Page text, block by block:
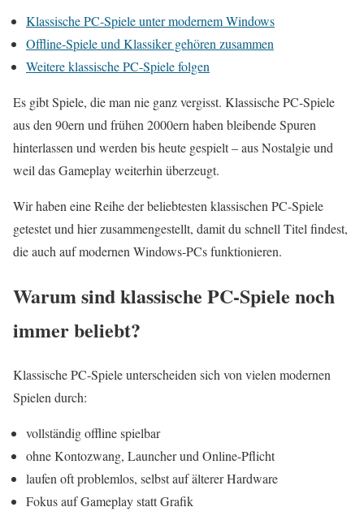
Klassische PC-Spiele unter modernem Windows
Offline-Spiele und Klassiker gehören zusammen
Weitere klassische PC-Spiele folgen
Es gibt Spiele, die man nie ganz vergisst. Klassische PC-Spiele
aus den 90ern und frühen 2000ern haben bleibende Spuren
hinterlassen und werden bis heute gespielt – aus Nostalgie und
weil das Gameplay weiterhin überzeugt.
Wir haben eine Reihe der beliebtesten klassischen PC-Spiele
getestet und hier zusammengestellt, damit du schnell Titel findest,
die auch auf modernen Windows-PCs funktionieren.
Warum sind klassische PC-Spiele noch
immer beliebt?
Klassische PC-Spiele unterscheiden sich von vielen modernen
Spielen durch:
vollständig offline spielbar
ohne Kontozwang, Launcher und Online-Pflicht
laufen oft problemlos, selbst auf älterer Hardware
Fokus auf Gameplay statt Grafik